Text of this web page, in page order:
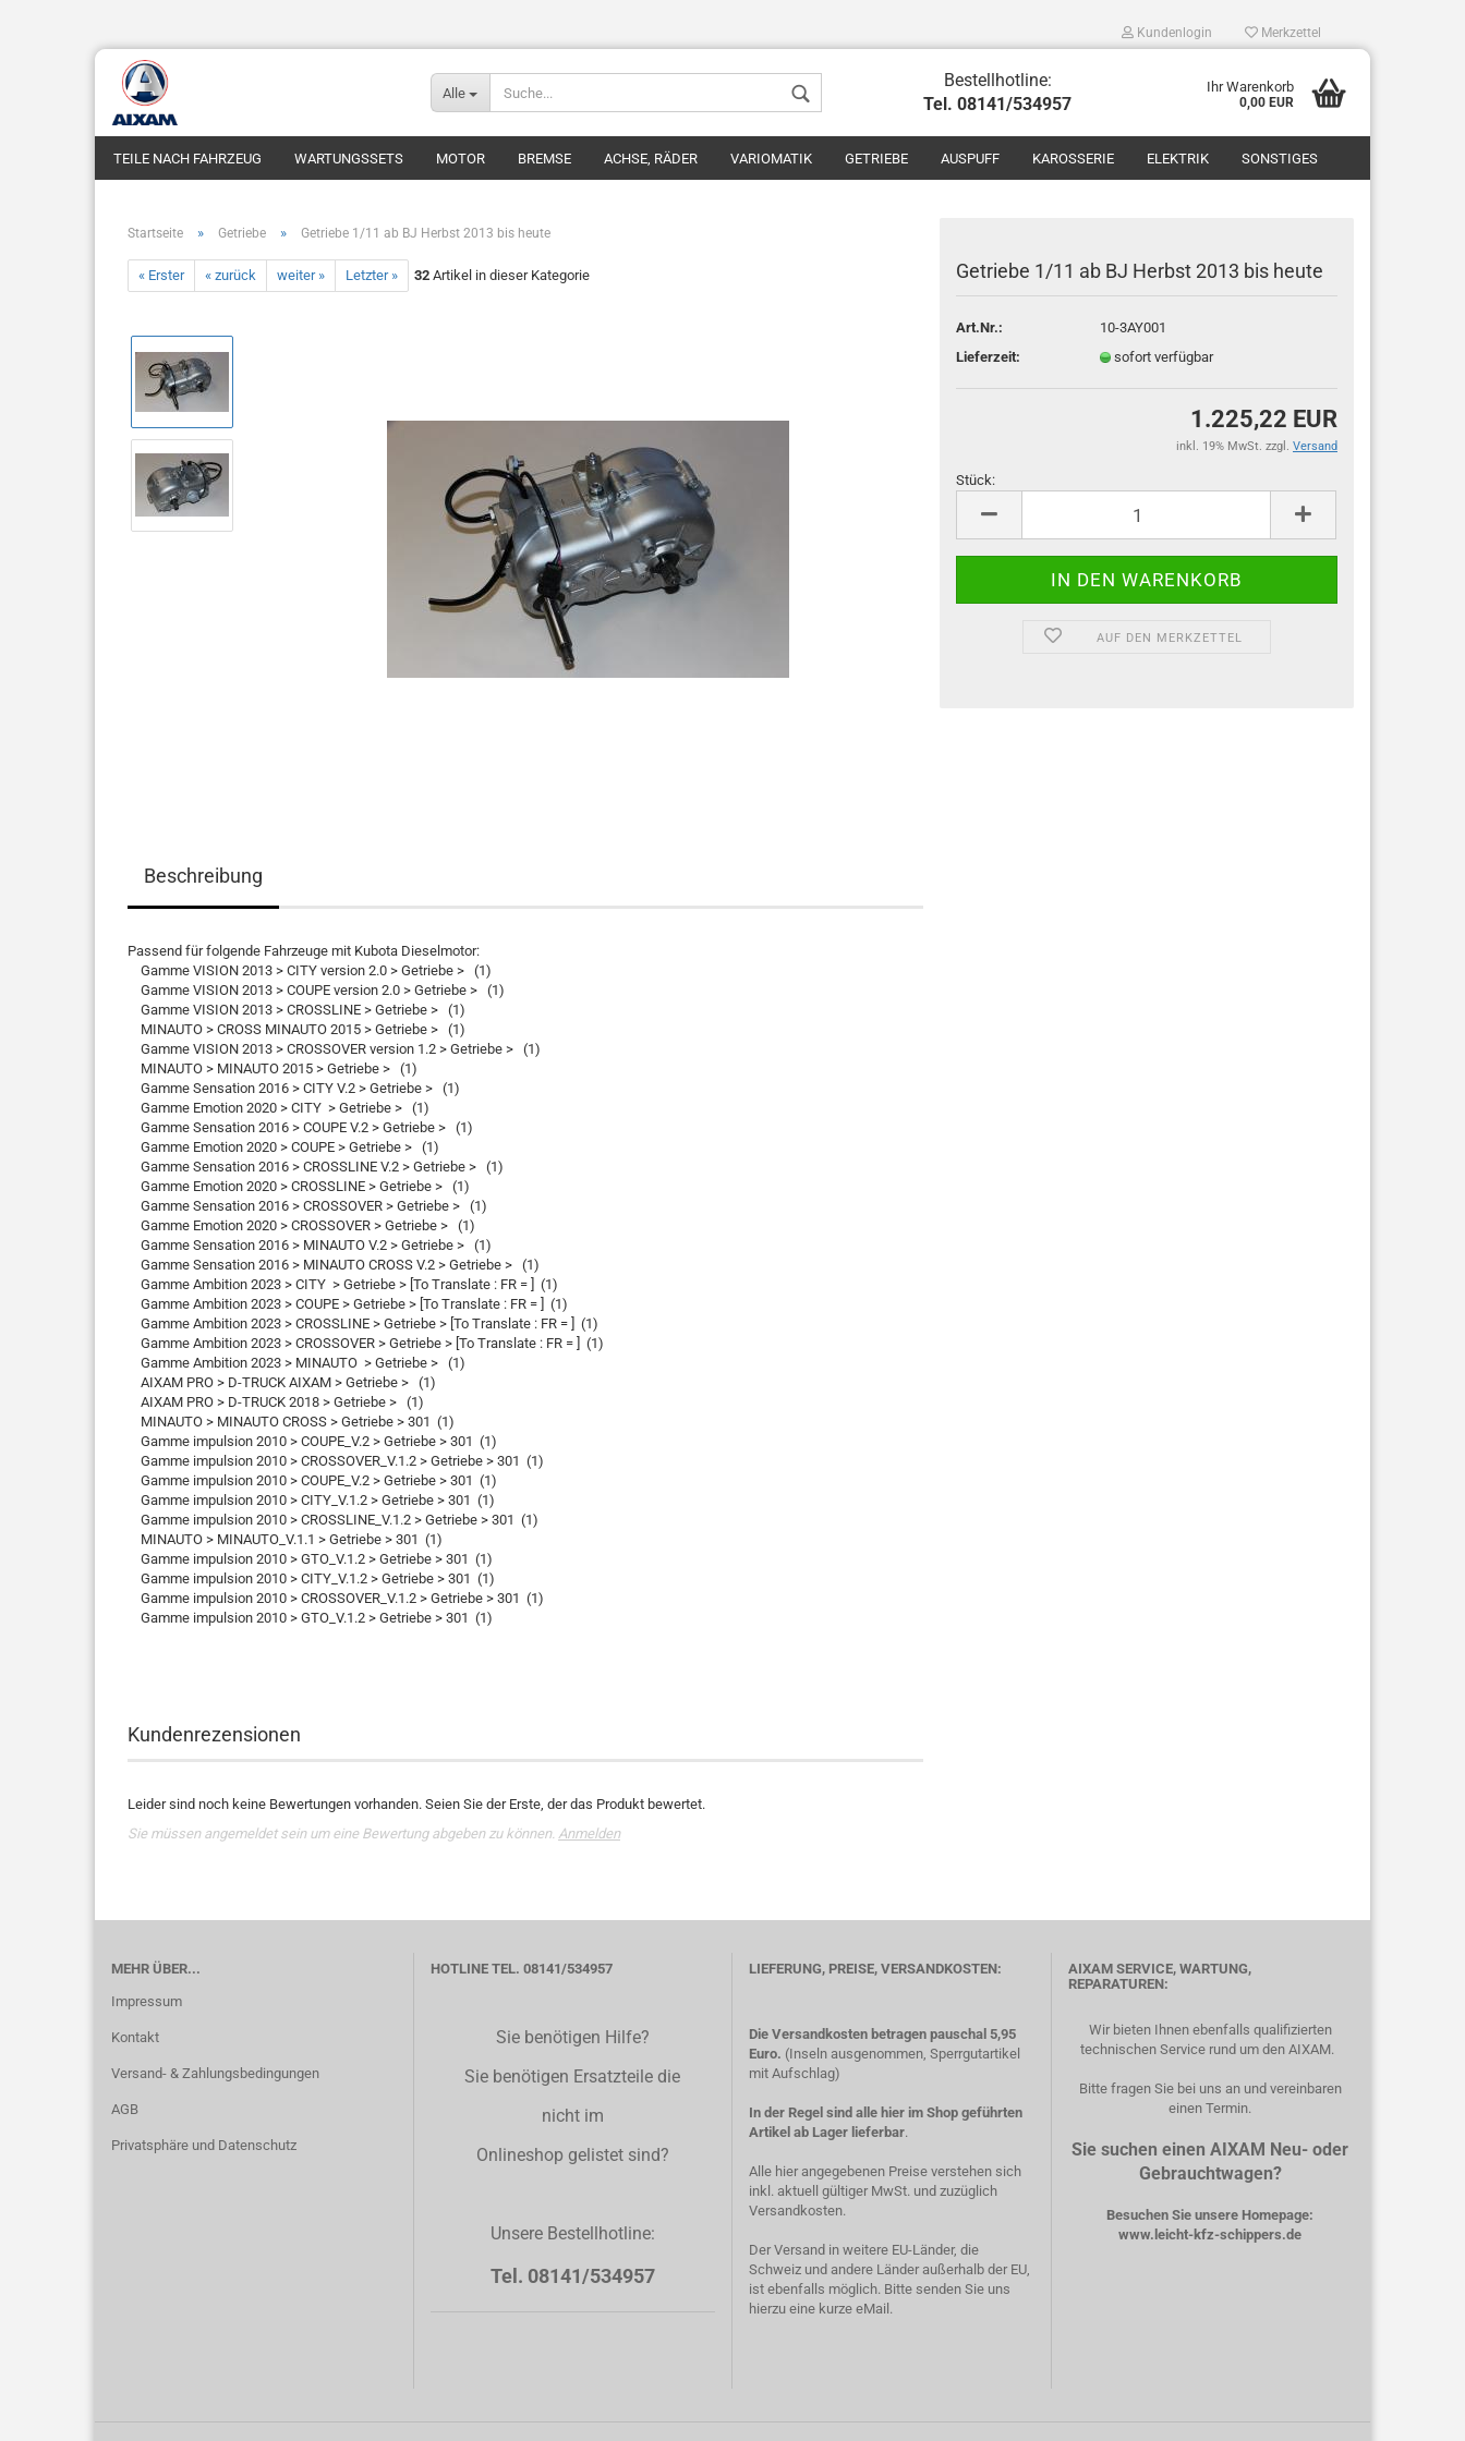
Kundenlogin
Konto erstellen
Passwort vergessen?
Merkzettel
Alle
Bestellhotline:
Tel. 08141/534957
Ihr Warenkorb
0,00 EUR
TEILE NACH FAHRZEUG WARTUNGSSETS MOTOR BREMSE ACHSE, RÄDER VARIOMATIK GETRIEBE AUSPUFF KAROSSERIE ELEKTRIK SONSTIGES
Startseite » Getriebe » Getriebe 1/11 ab BJ Herbst 2013 bis heute
« Erster « zurück weiter » Letzter » 32 Artikel in dieser Kategorie Getriebe 1/11 ab BJ Herbst 2013 bis heute
Art.Nr.:
10-3AY001
Lieferzeit:
sofort verfügbar
1.225,22 EUR
inkl. 19% MwSt. zzgl. Versand
Stück:
Stück
AUF DEN MERKZETTEL
Beschreibung
Passend für folgende Fahrzeuge mit Kubota Dieselmotor:
Gamme VISION 2013 > CITY version 2.0 > Getriebe > (1)
Gamme VISION 2013 > COUPE version 2.0 > Getriebe > (1)
Gamme VISION 2013 > CROSSLINE > Getriebe > (1)
MINAUTO > CROSS MINAUTO 2015 > Getriebe > (1)
Gamme VISION 2013 > CROSSOVER version 1.2 > Getriebe > (1)
MINAUTO > MINAUTO 2015 > Getriebe > (1)
Gamme Sensation 2016 > CITY V.2 > Getriebe > (1)
Gamme Emotion 2020 > CITY > Getriebe > (1)
Gamme Sensation 2016 > COUPE V.2 > Getriebe > (1)
Gamme Emotion 2020 > COUPE > Getriebe > (1)
Gamme Sensation 2016 > CROSSLINE V.2 > Getriebe > (1)
Gamme Emotion 2020 > CROSSLINE > Getriebe > (1)
Gamme Sensation 2016 > CROSSOVER > Getriebe > (1)
Gamme Emotion 2020 > CROSSOVER > Getriebe > (1)
Gamme Sensation 2016 > MINAUTO V.2 > Getriebe > (1)
Gamme Sensation 2016 > MINAUTO CROSS V.2 > Getriebe > (1)
Gamme Ambition 2023 > CITY > Getriebe > [To Translate : FR = ] (1)
Gamme Ambition 2023 > COUPE > Getriebe > [To Translate : FR = ] (1)
Gamme Ambition 2023 > CROSSLINE > Getriebe > [To Translate : FR = ] (1)
Gamme Ambition 2023 > CROSSOVER > Getriebe > [To Translate : FR = ] (1)
Gamme Ambition 2023 > MINAUTO > Getriebe > (1)
AIXAM PRO > D-TRUCK AIXAM > Getriebe > (1)
AIXAM PRO > D-TRUCK 2018 > Getriebe > (1)
MINAUTO > MINAUTO CROSS > Getriebe > 301 (1)
Gamme impulsion 2010 > COUPE_V.2 > Getriebe > 301 (1)
Gamme impulsion 2010 > CROSSOVER_V.1.2 > Getriebe > 301 (1)
Gamme impulsion 2010 > COUPE_V.2 > Getriebe > 301 (1)
Gamme impulsion 2010 > CITY_V.1.2 > Getriebe > 301 (1)
Gamme impulsion 2010 > CROSSLINE_V.1.2 > Getriebe > 301 (1)
MINAUTO > MINAUTO_V.1.1 > Getriebe > 301 (1)
Gamme impulsion 2010 > GTO_V.1.2 > Getriebe > 301 (1)
Gamme impulsion 2010 > CITY_V.1.2 > Getriebe > 301 (1)
Gamme impulsion 2010 > CROSSOVER_V.1.2 > Getriebe > 301 (1)
Gamme impulsion 2010 > GTO_V.1.2 > Getriebe > 301 (1)
Kundenrezensionen
Leider sind noch keine Bewertungen vorhanden. Seien Sie der Erste, der das Produkt bewertet.
Sie müssen angemeldet sein um eine Bewertung abgeben zu können. Anmelden
MEHR ÜBER...
Impressum
Kontakt
Versand- & Zahlungsbedingungen
AGB
Privatsphäre und Datenschutz
HOTLINE TEL. 08141/534957
Sie benötigen Hilfe?
Sie benötigen Ersatzteile die
nicht im
Onlineshop gelistet sind?
Unsere Bestellhotline:
Tel. 08141/534957
LIEFERUNG, PREISE, VERSANDKOSTEN:
Die Versandkosten betragen pauschal 5,95
Euro. (Inseln ausgenommen, Sperrgutartikel
mit Aufschlag)
In der Regel sind alle hier im Shop geführten
Artikel ab Lager lieferbar.
Alle hier angegebenen Preise verstehen sich
inkl. aktuell gültiger MwSt. und zuzüglich
Versandkosten.
Der Versand in weitere EU-Länder, die
Schweiz und andere Länder außerhalb der EU,
ist ebenfalls möglich. Bitte senden Sie uns
hierzu eine kurze eMail.
AIXAM SERVICE, WARTUNG,
REPARATUREN:
Wir bieten Ihnen ebenfalls qualifizierten
technischen Service rund um den AIXAM.
Bitte fragen Sie bei uns an und vereinbaren
einen Termin.
Sie suchen einen AIXAM Neu- oder
Gebrauchtwagen?
Besuchen Sie unsere Homepage:
www.leicht-kfz-schippers.de